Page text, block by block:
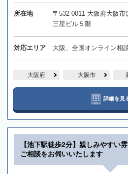
所在地
〒532-0011 大阪府大阪
三星ビル５階
対応エリア 大阪、全国オンライン相
大阪府 大阪市
詳細を見
【池下駅徒歩2分】親しみやすい
ご相談をお伺いいたします